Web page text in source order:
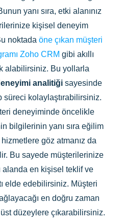
yanı sıra, etki alanınız
kişisel deneyim
noktada öne çıkan müşteri
Zoho CRM gibi akıllı
alabilirsiniz. Bu yollarla
analitiği sayesinde
süreci kolaylaştırabilirsiniz.
deneyiminde öncelikle
bilgilerinin yanı sıra eğilim
göz atmanız da
Bu sayede müşterilerinize
alanda en kişisel teklif ve
elde edebilirsiniz. Müşteri
en doğru zaman
düzeylere çıkarabilirsiniz.